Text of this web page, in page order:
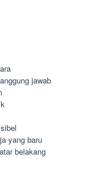
jawab
yang baru
belakang